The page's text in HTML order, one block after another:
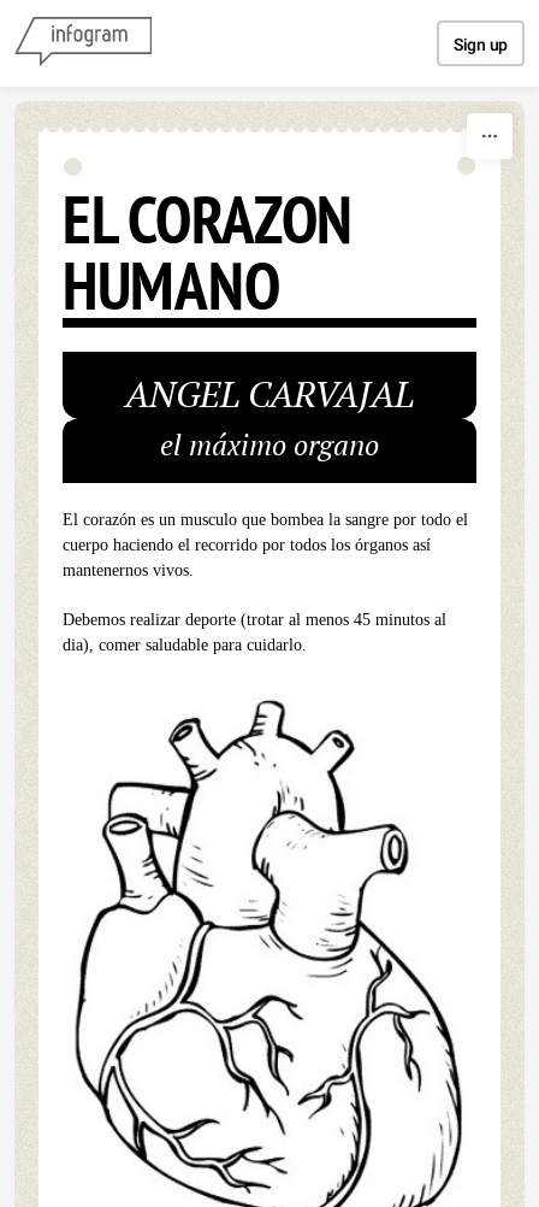
Sign up
EL CORAZON
HUMANO
ANGEL CARVAJAL
el máximo organo
El corazón es un musculo que bombea la sangre por todo el
cuerpo haciendo el recorrido por todos los órganos así
mantenernos vivos.
Debemos realizar deporte (trotar al menos 45 minutos al
dia), comer saludable para cuidarlo.